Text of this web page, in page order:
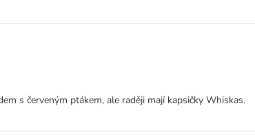
s červeným ptákem, ale raději mají kapsičky Whiskas.